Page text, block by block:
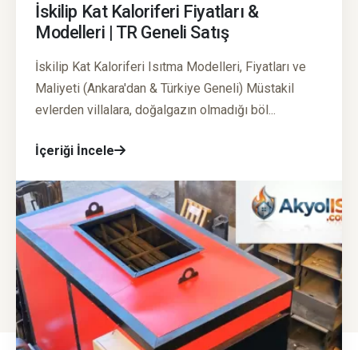
İskilip Kat Kaloriferi Fiyatları &
Modelleri | TR Geneli Satış
İskilip Kat Kaloriferi Isıtma Modelleri, Fiyatları ve
Maliyeti (Ankara'dan & Türkiye Geneli) Müstakil
evlerden villalara, doğalgazın olmadığı böl...
İçeriği İncele